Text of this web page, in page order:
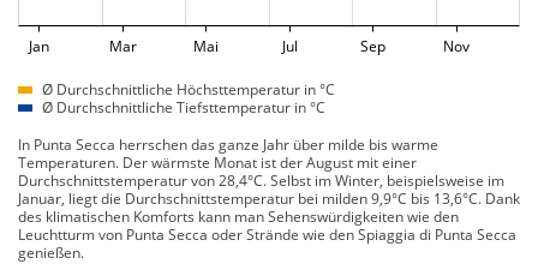
Jan Mar Mai Jul Sep Nov
Ø Durchschnittliche Höchsttemperatur in °C
Ø Durchschnittliche Tiefsttemperatur in °C
In Punta Secca herrschen das ganze Jahr über milde bis warme
Temperaturen. Der wärmste Monat ist der August mit einer
Durchschnittstemperatur von 28,4°C. Selbst im Winter, beispielsweise im
Januar, liegt die Durchschnittstemperatur bei milden 9,9°C bis 13,6°C. Dank
des klimatischen Komforts kann man Sehenswürdigkeiten wie den
Leuchtturm von Punta Secca oder Strände wie den Spiaggia di Punta Secca
genießen.